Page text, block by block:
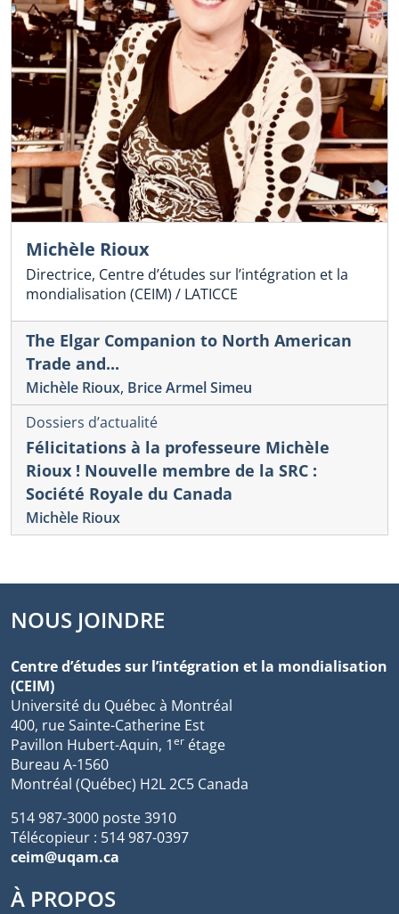
Michèle Rioux
Directrice, Centre d’études sur l’intégration et la
mondialisation (CEIM) / LATICCE
The Elgar Companion to North American
Trade and...
Michèle Rioux, Brice Armel Simeu
Dossiers d’actualité
Félicitations à la professeure Michèle
Rioux ! Nouvelle membre de la SRC :
Société Royale du Canada
Michèle Rioux
NOUS JOINDRE
Centre d’études sur l’intégration et la mondialisation
(CEIM)
Université du Québec à Montréal
400, rue Sainte-Catherine Est
Pavillon Hubert-Aquin, 1er étage
Bureau A-1560
Montréal (Québec) H2L 2C5 Canada
514 987-3000 poste 3910
Télécopieur : 514 987-0397
ceim@uqam.ca
À PROPOS